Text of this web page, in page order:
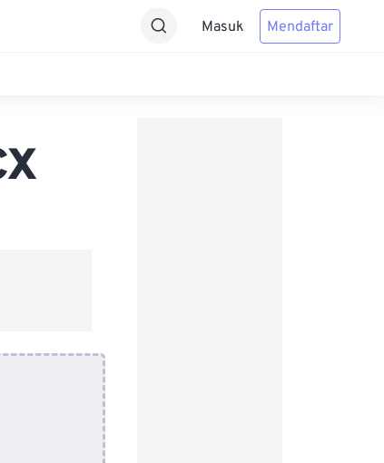
Masuk Mendaftar